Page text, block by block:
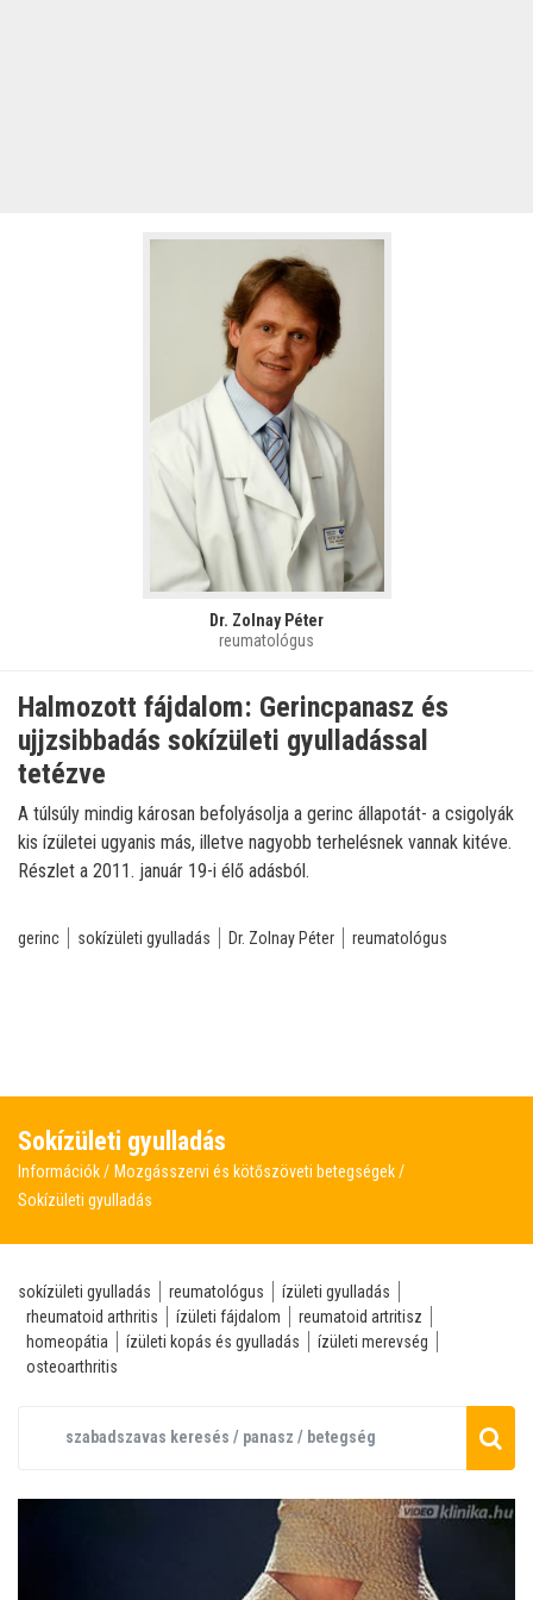
Dr. Zolnay Péter
reumatológus
Halmozott fájdalom: Gerincpanasz és
ujjzsibbadás sokízületi gyulladással
tetézve
A túlsúly mindig károsan befolyásolja a gerinc állapotát- a csigolyák
kis ízületei ugyanis más, illetve nagyobb terhelésnek vannak kitéve.
Részlet a 2011. január 19-i élő adásból.
gerinc sokízületi gyulladás Dr. Zolnay Péter reumatológus
Sokízületi gyulladás
Információk
Mozgásszervi és kötőszöveti betegségek
Sokízületi gyulladás
sokízületi gyulladás reumatológus
ízületi gyulladás
rheumatoid arthritis
ízületi fájdalom
reumatoid artritisz
homeopátia
ízületi kopás és gyulladás
ízületi merevség
osteoarthritis